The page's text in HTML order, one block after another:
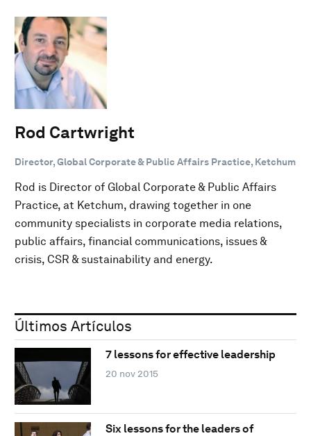
Rod Cartwright
Director, Global Corporate & Public Affairs Practice, Ketchum
Rod is Director of Global Corporate & Public Affairs
Practice, at Ketchum, drawing together in one
community specialists in corporate media relations,
public affairs, financial communications, issues &
crisis, CSR & sustainability and energy.
Últimos Artículos
7 lessons for effective leadership
20 nov 2015
Six lessons for the leaders of